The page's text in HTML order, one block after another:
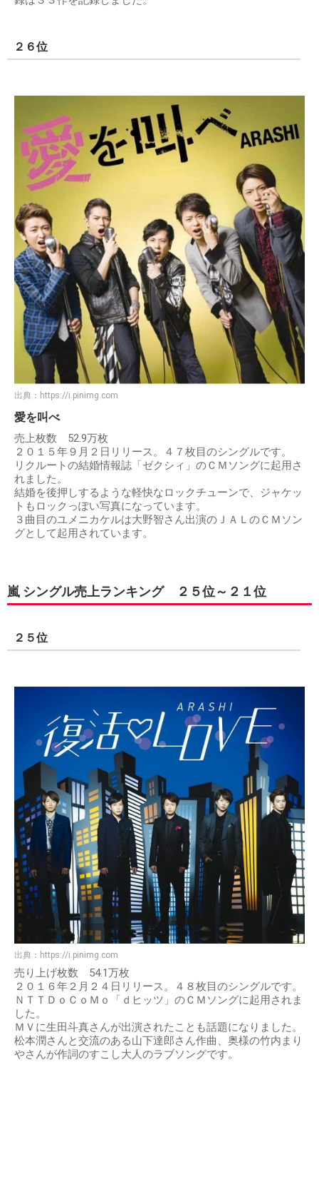
２６位
出典： https://i.pinimg.com
愛を叫べ
売上枚数 52.9万枚
２０１５年９月２日リリース。４７枚目のシングルです。
リクルートの結婚情報誌「ゼクシィ」のＣＭソングに起用さ
れました。
結婚を後押しするような軽快なロックチューンで、ジャケッ
トもロックっぽい写真になっています。
３曲目のユメニカケルは大野智さん出演のＪＡＬのＣＭソン
グとして起用されています。
嵐 シングル売上ランキング ２５位～２１位
２５位
出典： https://i.pinimg.com
売り上げ枚数 54.1万枚
２０１６年２月２４日リリース。４８枚目のシングルです。
ＮＴＴＤｏＣｏＭｏ「ｄヒッツ」のＣＭソングに起用されま
した。
ＭＶに生田斗真さんが出演されたことも話題になりました。
松本潤さんと交流のある山下達郎さん作曲、奥様の竹内まり
やさんが作詞のすこし大人のラブソングです。